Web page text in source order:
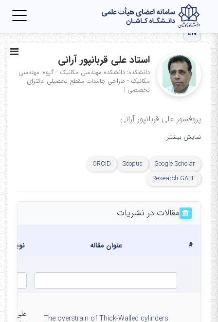
EN
استاد علی قربانپور آرانی
دانشکده: دانشکده مهندسی مکانیک - گروه: مهندسی
مکانیک - طراحی جامدات مقطع تحصیلی: دکترای
تخصصی |
پروفسور علی قربانپور آرانی
نمایش بیشتر
Google Scholar
Scopus
ORCID
Research GATE
مقالات در نشریات
# عنوان مقاله
The overstrain of Thick-Walled cylinders
علی